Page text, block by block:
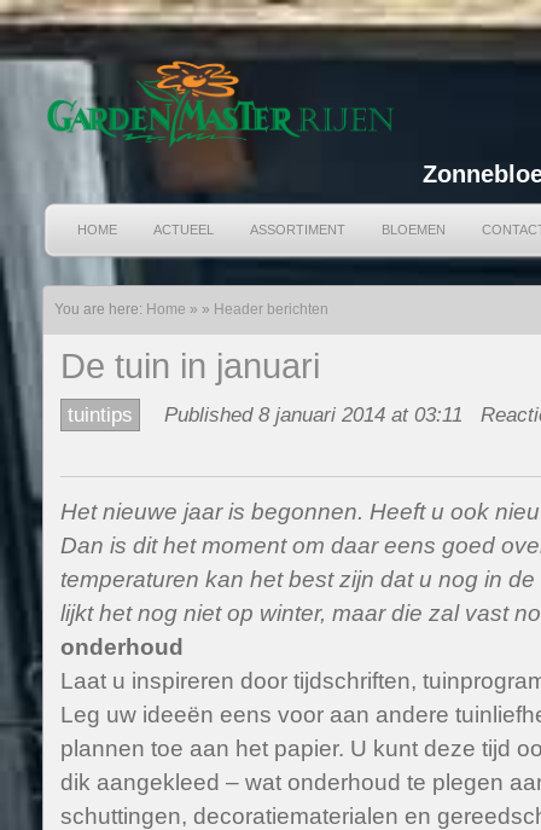
HOME ACTUEEL ASSORTIMENT BLOEMEN
You are here: Home » » Header berichten
De tuin in januari
tuintips Published 8 januari 2014 at 03:11
Het nieuwe jaar is begonnen. Heeft u ook
Dan is dit het moment om daar eens goed
temperaturen kan het best zijn dat u nog in
lijkt het nog niet op winter, maar die zal vast
onderhoud
Laat u inspireren door tijdschriften,
Leg uw ideeën eens voor aan andere
plannen toe aan het papier. U kunt deze tijd
dik aangekleed – wat onderhoud te plegen
schuttingen, decoratiematerialen en